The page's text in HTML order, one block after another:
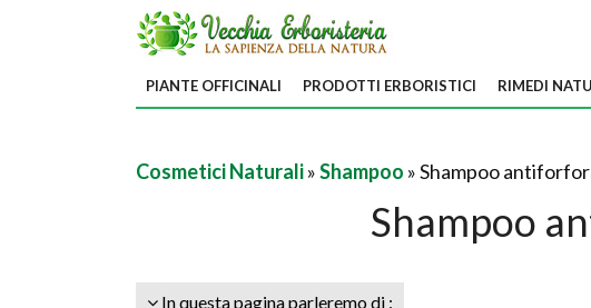
PIANTE OFFICINALI PRODOTTI ERBORISTICI RIMEDI
Cosmetici Naturali»Shampoo » Shampoo
Shampoo
In questa pagina parleremo di :